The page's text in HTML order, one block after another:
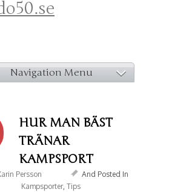
Navigation Menu
HUR MAN BÄST
TRÄNAR
KAMPSPORT
Persson
And Posted In
Kampsporter,Tips